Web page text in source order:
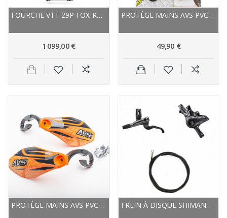
FOURCHE VTT 29P FOX-RACING-SHOX 2024 34 FLOAT...
1 099,00 €
PROTÈGE MAINS AVS PVC/ALU DÉCO VERT KAWA DÉCOR...
49,90 €
PROTÈGE MAINS AVS PVC/ALU DÉCO ORANGE DÉCOR... FREIN À DISQUE SHIMANO AVANT XTR M9100 PM...